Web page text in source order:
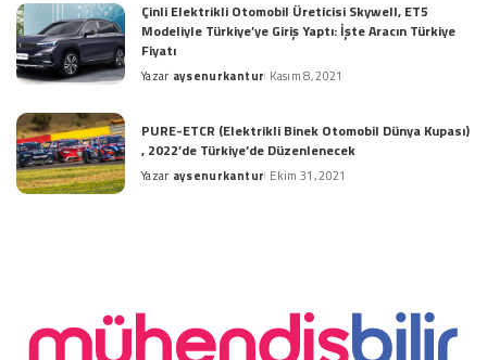
Çinli Elektrikli Otomobil Üreticisi Skywell, ET5
Modeliyle Türkiye’ye Giriş Yaptı: İşte Aracın Türkiye
Fiyatı
Posted
Yazar aysenurkantur Kasım 8, 2021
PURE-ETCR (Elektrikli Binek Otomobil Dünya Kupası)
, 2022’de Türkiye’de Düzenlenecek
Posted
Yazar aysenurkantur Ekim 31, 2021